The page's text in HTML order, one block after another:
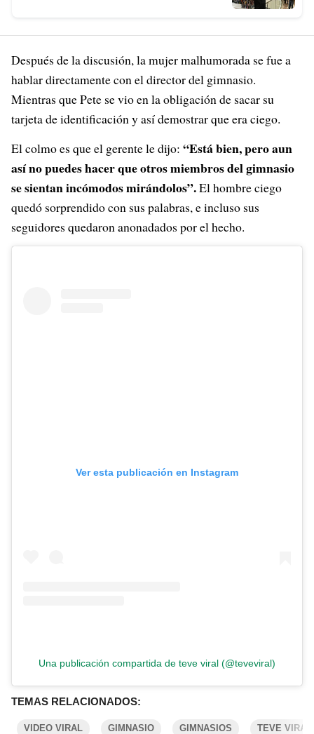
Después de la discusión, la mujer malhumorada se fue a
hablar directamente con el director del gimnasio.
Mientras que Pete se vio en la obligación de sacar su
tarjeta de identificación y así demostrar que era ciego.
El colmo es que el gerente le dijo: “Está bien, pero aun
así no puedes hacer que otros miembros del gimnasio
se sientan incómodos mirándolos”.El hombre ciego
quedó sorprendido con sus palabras, e incluso sus
seguidores quedaron anonadados por el hecho.
Ver esta publicación en Instagram
Una publicación compartida de teve viral (@teveviral)
TEMAS RELACIONADOS:
VIDEO VIRAL GIMNASIO GIMNASIOS TEVE VIRAL